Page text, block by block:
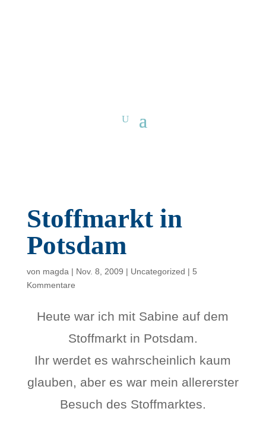
Stoffmarkt in
Potsdam
von magda | Nov. 8, 2009 | Uncategorized | 5
Kommentare
Heute war ich mit Sabine auf dem
Stoffmarkt in Potsdam.
Ihr werdet es wahrscheinlich kaum
glauben, aber es war mein allererster
Besuch des Stoffmarktes.